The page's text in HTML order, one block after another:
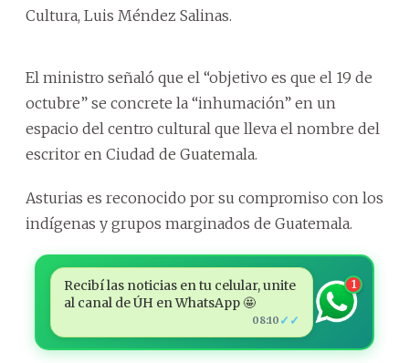
Cultura, Luis Méndez Salinas.
El ministro señaló que el “objetivo es que el 19 de
octubre” se concrete la “inhumación” en un
espacio del centro cultural que lleva el nombre del
escritor en Ciudad de Guatemala.
Asturias es reconocido por su compromiso con los
indígenas y grupos marginados de Guatemala.
Recibí las noticias en tu celular, unite
al canal de ÚH en WhatsApp 🤩
08:10 ✓✓
1